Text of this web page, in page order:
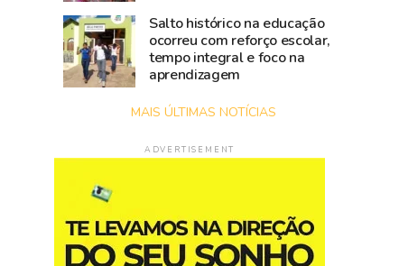
Salto histórico na educação
ocorreu com reforço escolar,
tempo integral e foco na
aprendizagem
MAIS ÚLTIMAS NOTÍCIAS
ADVERTISEMENT